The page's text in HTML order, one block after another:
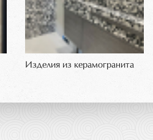
Изделия из керамогранита